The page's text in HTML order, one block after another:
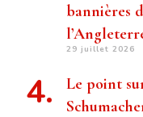
bannières
29 juillet 2026
Le point